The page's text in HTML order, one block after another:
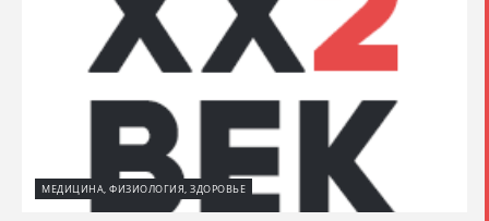
МЕДИЦИНА, ФИЗИОЛОГИЯ, ЗДОРОВЬЕ